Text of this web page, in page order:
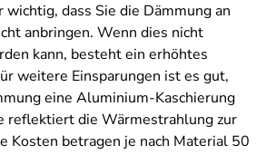
dass Sie die Dämmung an
anbringen. Wenn dies nicht
kann, besteht ein erhöhtes
weitere Einsparungen ist es gut,
eine Aluminium-Kaschierung
reflektiert die Wärmestrahlung zur
Kosten betragen je nach Material 50